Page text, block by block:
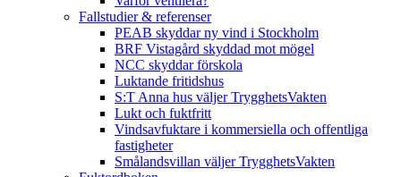
Fallstudier & referenser
PEAB skyddar ny vind i Stockholm
BRF Vistagård skyddad mot mögel
NCC skyddar förskola
Luktande fritidshus
S:T Anna hus väljer TrygghetsVakten
Lukt och fuktfritt
Vindsavfuktare i kommersiella och offentliga
fastigheter
Smålandsvillan väljer TrygghetsVakten